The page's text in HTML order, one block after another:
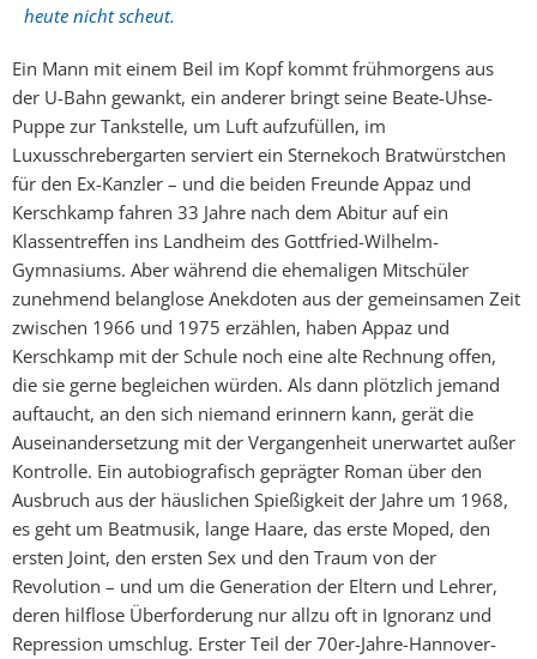
heute nicht scheut.
Ein Mann mit einem Beil im Kopf kommt frühmorgens aus
der U-Bahn gewankt, ein anderer bringt seine Beate-Uhse-
Puppe zur Tankstelle, um Luft aufzufüllen, im
Luxusschrebergarten serviert ein Sternekoch Bratwürstchen
für den Ex-Kanzler – und die beiden Freunde Appaz und
Kerschkamp fahren 33 Jahre nach dem Abitur auf ein
Klassentreffen ins Landheim des Gottfried-Wilhelm-
Gymnasiums. Aber während die ehemaligen Mitschüler
zunehmend belanglose Anekdoten aus der gemeinsamen Zeit
zwischen 1966 und 1975 erzählen, haben Appaz und
Kerschkamp mit der Schule noch eine alte Rechnung offen,
die sie gerne begleichen würden. Als dann plötzlich jemand
auftaucht, an den sich niemand erinnern kann, gerät die
Auseinandersetzung mit der Vergangenheit unerwartet außer
Kontrolle. Ein autobiografisch geprägter Roman über den
Ausbruch aus der häuslichen Spießigkeit der Jahre um 1968,
es geht um Beatmusik, lange Haare, das erste Moped, den
ersten Joint, den ersten Sex und den Traum von der
Revolution – und um die Generation der Eltern und Lehrer,
deren hilflose Überforderung nur allzu oft in Ignoranz und
Repression umschlug. Erster Teil der 70er-Jahre-Hannover-